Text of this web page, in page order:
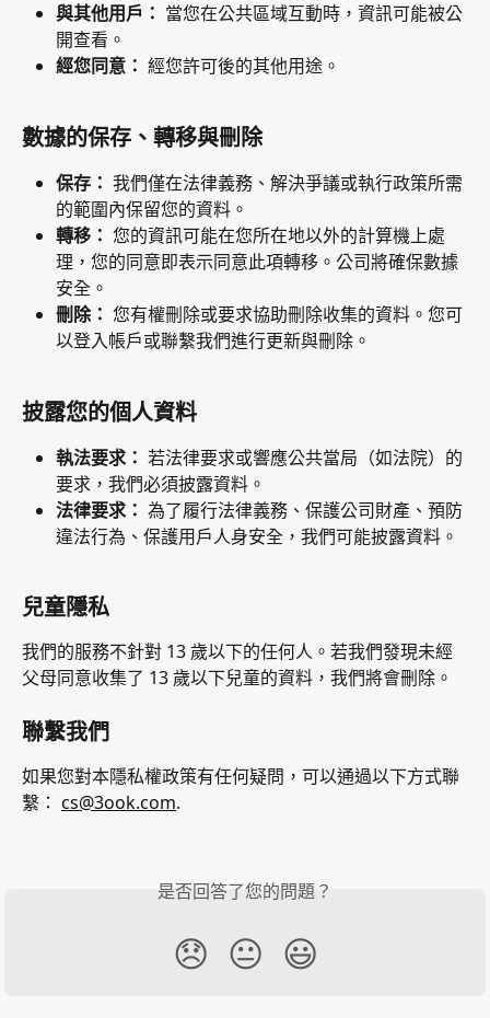
與其他用戶： 當您在公共區域互動時，資訊可能被公
開查看。
經您同意： 經您許可後的其他用途。
數據的保存、轉移與刪除
保存： 我們僅在法律義務、解決爭議或執行政策所需
的範圍內保留您的資料。
轉移： 您的資訊可能在您所在地以外的計算機上處
理，您的同意即表示同意此項轉移。公司將確保數據
安全。
刪除： 您有權刪除或要求協助刪除收集的資料。您可
以登入帳戶或聯繫我們進行更新與刪除。
披露您的個人資料
執法要求： 若法律要求或響應公共當局（如法院）的
要求，我們必須披露資料。
法律要求： 為了履行法律義務、保護公司財產、預防
違法行為、保護用戶人身安全，我們可能披露資料。
兒童隱私
我們的服務不針對 13 歲以下的任何人。若我們發現未經
父母同意收集了 13 歲以下兒童的資料，我們將會刪除。
聯繫我們
如果您對本隱私權政策有任何疑問，可以通過以下方式聯
繫： cs@3ook.com.
是否回答了您的問題？
😞 😐 😃